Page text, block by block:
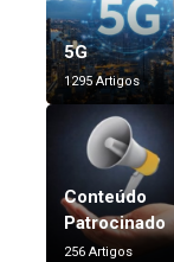
5G
1295 Artigos
Conteúdo
Patrocinado
256 Artigos